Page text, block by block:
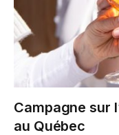
Campagne sur
au Québec